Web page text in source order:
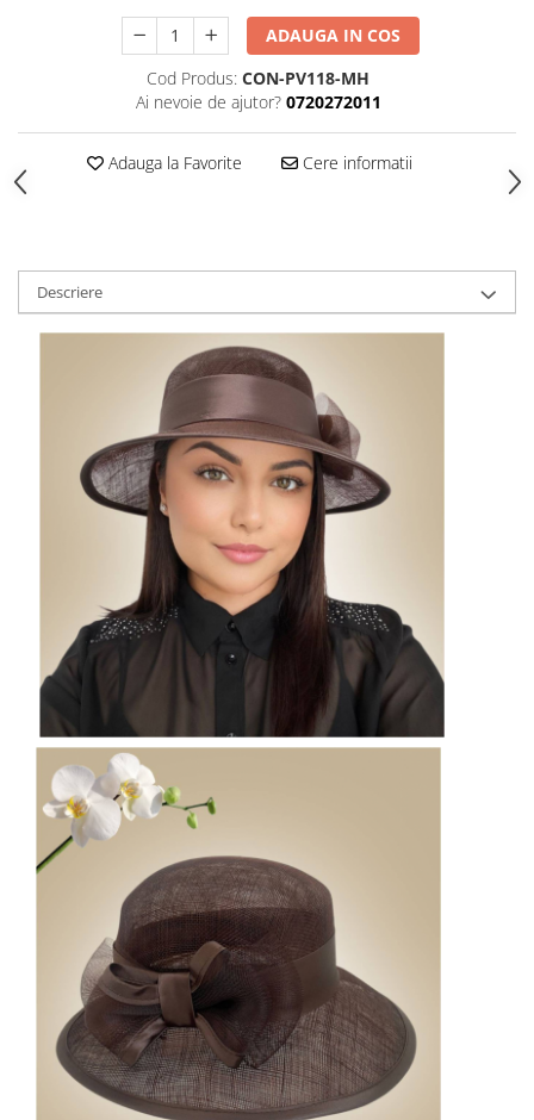
ADAUGA IN COS
Cod Produs: CON-PV118-MH
Ai nevoie de ajutor? 0720272011
Adauga la Favorite Cere informatii
Descriere